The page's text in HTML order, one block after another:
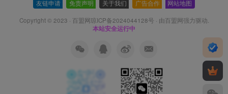
友链申请 免责声明 关于我们 广告合作 网站地图
Copyright © 2023 · 百盟网琼ICP备2024044128号 · 由百盟网强力驱动.
本站安全运行中